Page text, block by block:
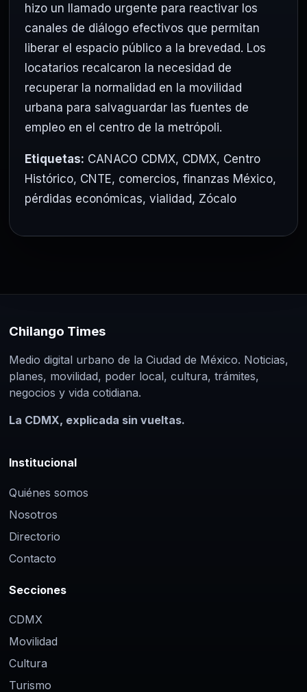
hizo un llamado urgente para reactivar los
canales de diálogo efectivos que permitan
liberar el espacio público a la brevedad. Los
locatarios recalcaron la necesidad de
recuperar la normalidad en la movilidad
urbana para salvaguardar las fuentes de
empleo en el centro de la metrópoli.
Etiquetas: CANACO CDMX, CDMX, Centro
Histórico, CNTE, comercios, finanzas México,
pérdidas económicas, vialidad, Zócalo
Chilango Times
Medio digital urbano de la Ciudad de México. Noticias,
planes, movilidad, poder local, cultura, trámites,
negocios y vida cotidiana.
La CDMX, explicada sin vueltas.
Institucional
Quiénes somos
Nosotros
Directorio
Contacto
Secciones
CDMX
Movilidad
Cultura
Turismo